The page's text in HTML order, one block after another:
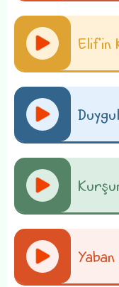
Elif'in